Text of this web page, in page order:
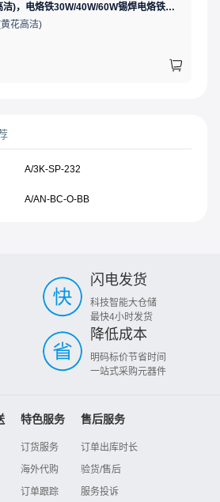
GJ(黄花高洁)，电烙铁30W/40W/60W锡焊电烙铁焊接工具电焊笔手机电子维修（内热35W），NO.435(35W)
花高洁)
A/3K-SP-232
A/AN-BC-O-BB
闪电发货
科技智能大仓储
最快4小时发货
降低成本
明码标价节省时间
一站式采购元器件
特色服务
订货服务
海外代购
订单跟踪
售后服务
订单出库时长
验货/售后
服务投诉